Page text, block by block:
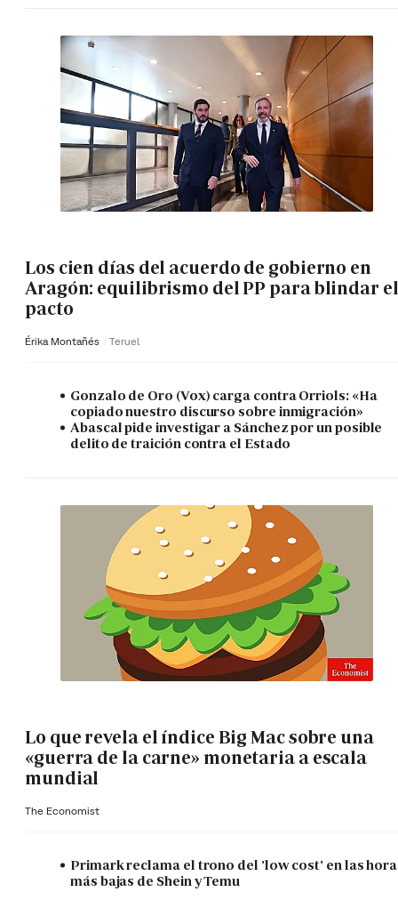
Los cien días del acuerdo de gobierno en
Aragón: equilibrismo del PP para blindar el
pacto
Érika Montañés Teruel
Gonzalo de Oro (Vox) carga contra Orriols: «Ha
copiado nuestro discurso sobre inmigración»
Abascal pide investigar a Sánchez por un posible
delito de traición contra el Estado
Lo que revela el índice Big Mac sobre una
«guerra de la carne» monetaria a escala
mundial
The Economist
Primark reclama el trono del 'low cost' en las
más bajas de Shein y Temu